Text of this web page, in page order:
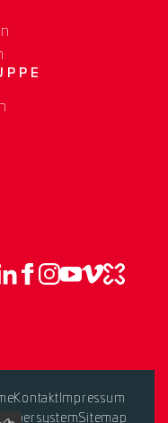
Kontakt Impressum
Sitemap